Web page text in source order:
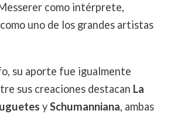
como intérprete,
uno de los grandes artistas
su aporte fue igualmente
sus creaciones destacan La
ySchumanniana, ambas